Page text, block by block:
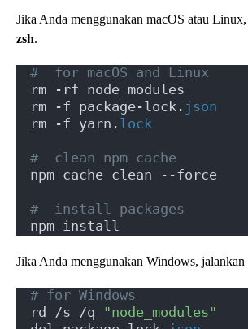
Jika Anda menggunakan macOS atau
zsh.
#  for macOS and Linux
rm -rf node_modules
rm -f package-lock. json
rm -f yarn. lock
# ️ clean npm cache
npm cache clean --force
# ️ install packages
npm install
Jika Anda menggunakan Windows,
# for Windows
rd /s /q "node_modules"